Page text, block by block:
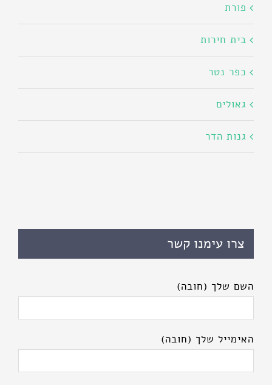
צרו עימנו קשר
השם שלך (חובה)
האימייל שלך (חובה)
פורת
בית חירות
כפר נטר
גאולים
גנות הדר